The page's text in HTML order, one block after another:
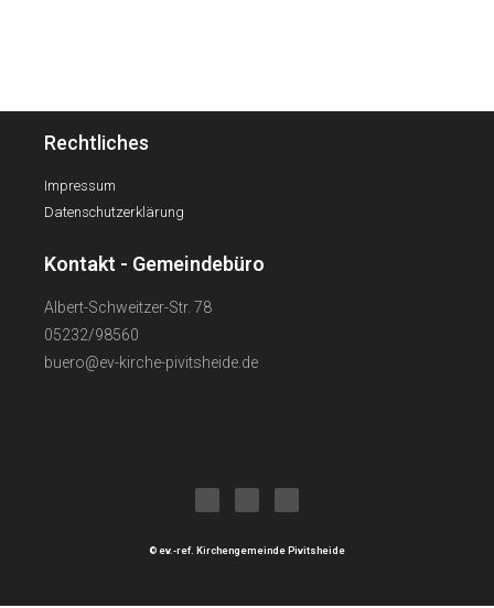
Kontakt - Gemeindebüro
Albert-Schweitzer-Str. 78
05232/98560
buero@ev-kirche-pivitsheide.de
Rechtliches
Impressum
Datenschutzerklärung
© ev.-ref. Kirchengemeinde Pivitsheide